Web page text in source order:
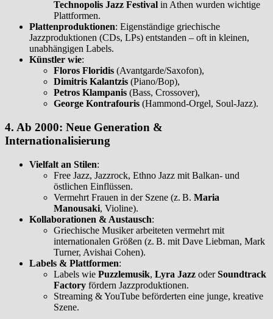
Technopolis Jazz Festival in Athen wurden wichtige
Plattformen.
Plattenproduktionen: Eigenständige griechische
Jazzproduktionen (CDs, LPs) entstanden – oft in kleinen,
unabhängigen Labels.
Künstler wie:
Floros Floridis (Avantgarde/Saxofon),
Dimitris Kalantzis (Piano/Bop),
Petros Klampanis (Bass, Crossover),
George Kontrafouris (Hammond-Orgel, Soul-Jazz).
4. Ab 2000: Neue Generation &
Internationalisierung
Vielfalt an Stilen:
Free Jazz, Jazzrock, Ethno Jazz mit Balkan- und
östlichen Einflüssen.
Vermehrt Frauen in der Szene (z. B. Maria
Manousaki, Violine).
Kollaborationen & Austausch:
Griechische Musiker arbeiteten vermehrt mit
internationalen Größen (z. B. mit Dave Liebman, Mark
Turner, Avishai Cohen).
Labels & Plattformen:
Labels wie Puzzlemusik, Lyra Jazz oderSoundtrack
Factory fördern Jazzproduktionen.
Streaming & YouTube beförderten eine junge, kreative
Szene.